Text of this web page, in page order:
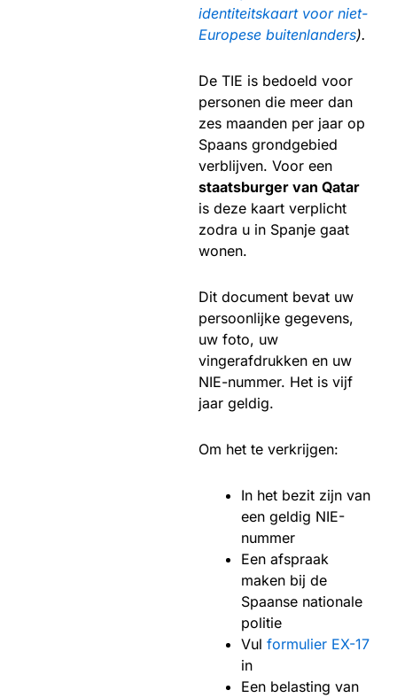
identiteitskaart voor niet-
Europese buitenlanders).
De TIE is bedoeld voor
personen die meer dan
zes maanden per jaar op
Spaans grondgebied
verblijven. Voor een
staatsburger van Qatar
is deze kaart verplicht
zodra u in Spanje gaat
wonen.
Dit document bevat uw
persoonlijke gegevens,
uw foto, uw
vingerafdrukken en uw
NIE-nummer. Het is vijf
jaar geldig.
Om het te verkrijgen:
In het bezit zijn van
een geldig NIE-
nummer
Een afspraak
maken bij de
Spaanse nationale
politie
Vul formulier EX-17
in
Een belasting van